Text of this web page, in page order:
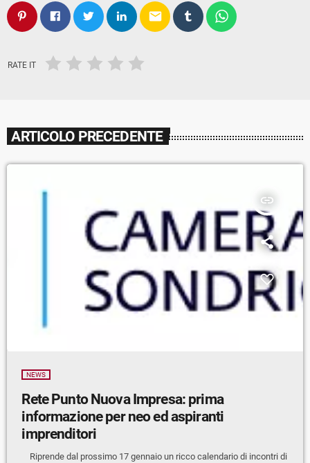
email
RATE IT
ARTICOLO PRECEDENTE
insert_link
NEWS
Rete Punto Nuova Impresa: prima
informazione per neo ed aspiranti
imprenditori
Riprende dal prossimo 17 gennaio un ricco calendario di incontri di